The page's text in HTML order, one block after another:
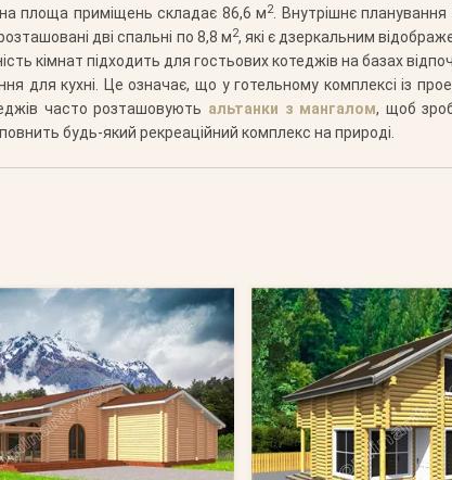
площа приміщень складає 86,6 м2. Внутрішнє планування
розташовані дві спальні по 8,8 м2, які є дзеркальним
кімнат підходить для гостьових котеджів на базах
для кухні. Це означає, що у готельному комплексі із
часто розташовують альтанки з мангалом, щоб
будь-який рекреаційний комплекс на природі.